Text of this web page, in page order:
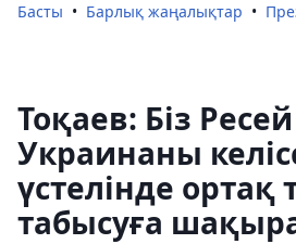
Басты Барлық жаңалықтар
Тоқаев: Біз
Украинаны
үстелінде ортақ
табысуға